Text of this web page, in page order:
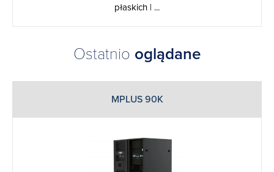
płaskich | ...
Ostatnio oglądane
MPLUS 90K